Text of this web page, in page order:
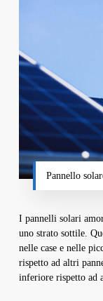
Pannello
I pannelli solari
uno strato sottile.
nelle case e nelle
rispetto ad altri
inferiore rispetto ad